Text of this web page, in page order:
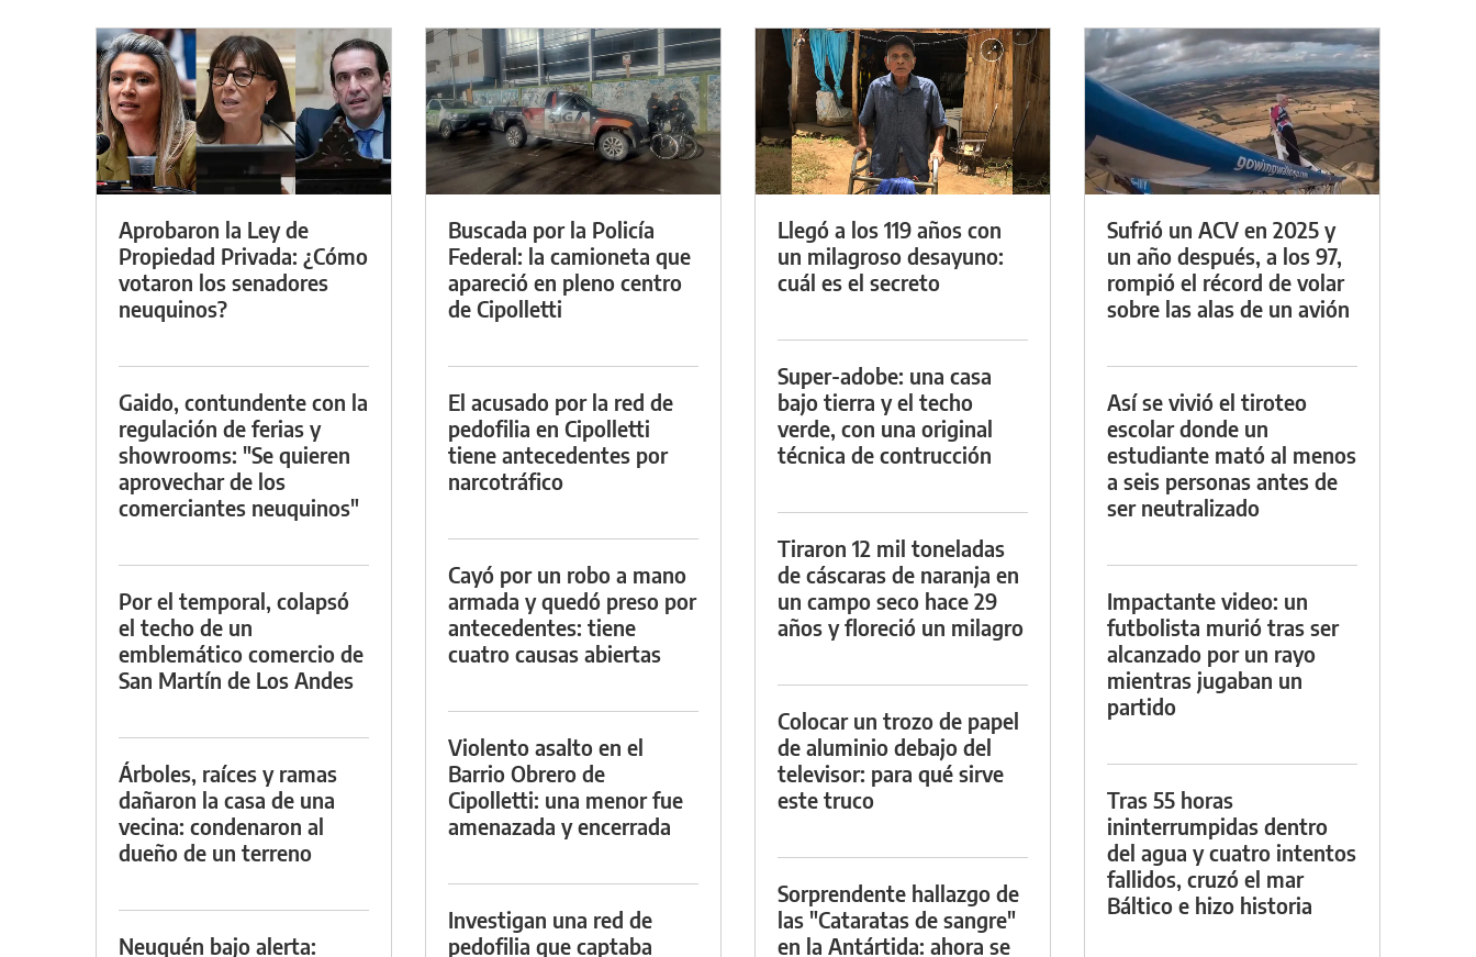
Aprobaron la Ley de
Propiedad Privada: ¿Cómo
votaron los senadores
neuquinos?
Gaido, contundente con la
regulación de ferias y
showrooms: "Se quieren
aprovechar de los
comerciantes neuquinos"
Por el temporal, colapsó
el techo de un
emblemático comercio de
San Martín de Los Andes
Árboles, raíces y ramas
dañaron la casa de una
vecina: condenaron al
dueño de un terreno
Neuquén bajo alerta:
Buscada por la Policía
Federal: la camioneta que
apareció en pleno centro
de Cipolletti
El acusado por la red de
pedofilia en Cipolletti
tiene antecedentes por
narcotráfico
Cayó por un robo a mano
armada y quedó preso por
antecedentes: tiene
cuatro causas abiertas
Violento asalto en el
Barrio Obrero de
Cipolletti: una menor fue
amenazada y encerrada
Investigan una red de
pedofilia que captaba
Llegó a los 119 años con
un milagroso desayuno:
cuál es el secreto
Super-adobe: una casa
bajo tierra y el techo
verde, con una original
técnica de contrucción
Tiraron 12 mil toneladas
de cáscaras de naranja en
un campo seco hace 29
años y floreció un milagro
Colocar un trozo de papel
de aluminio debajo del
televisor: para qué sirve
este truco
Sorprendente hallazgo de
las "Cataratas de sangre"
en la Antártida: ahora se
Sufrió un ACV en 2025 y
un año después, a los 97,
rompió el récord de volar
sobre las alas de un avión
Así se vivió el tiroteo
escolar donde un
estudiante mató al menos
a seis personas antes de
ser neutralizado
Impactante video: un
futbolista murió tras ser
alcanzado por un rayo
mientras jugaban un
partido
Tras 55 horas
ininterrumpidas dentro
del agua y cuatro intentos
fallidos, cruzó el mar
Báltico e hizo historia